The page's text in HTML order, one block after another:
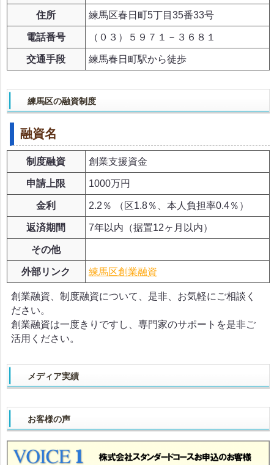
住所 練馬区春日町5丁目35番33号
電話番号 （０３）５９７１－３６８１
交通手段 練馬春日町駅から徒歩
練馬区の融資制度
融資名
制度融資 創業支援資金
申請上限 1000万円
金利 2.2％ （区1.8％、本人負担率0.4％）
返済期間 7年以内（据置12ヶ月以内）
その他
外部リンク 練馬区創業融資
創業融資、制度融資について、是非、お気軽にご相談く
ださい。
創業融資は一度きりですし、専門家のサポートを是非ご
活用ください。
メディア実績
お客様の声